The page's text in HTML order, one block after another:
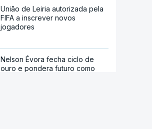
União de Leiria autorizada pela
FIFA a inscrever novos
jogadores
Nelson Évora fecha ciclo de
ouro e pondera futuro como